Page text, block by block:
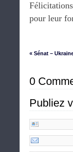
pour leur
« Sénat –
0
Publiez